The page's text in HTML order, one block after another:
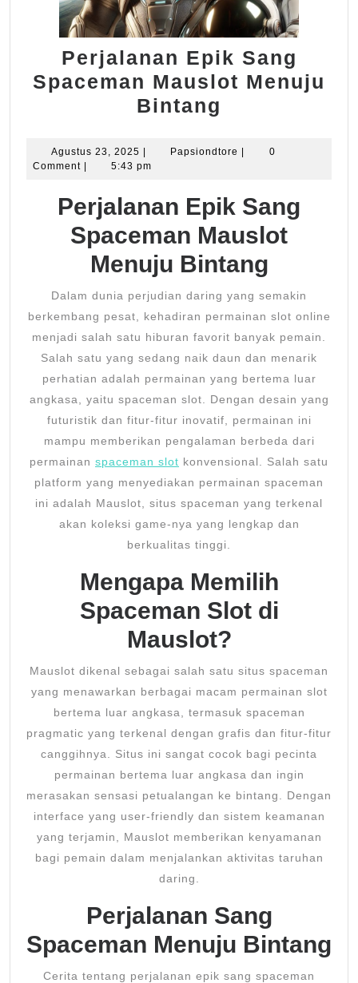
Perjalanan Epik Sang
Spaceman Mauslot Menuju
Bintang
Sang
Mauslot
Menuju
Bintang
Agustus 23, 2025 Agustus
23,
| Papsiondtore Papsiondtore
|
0
Comment | 5:43 pm
Perjalanan Epik Sang
Spaceman Mauslot
Menuju Bintang
Dalam dunia perjudian daring yang semakin
berkembang pesat, kehadiran permainan slot online
menjadi salah satu hiburan favorit banyak pemain.
Salah satu yang sedang naik daun dan menarik
perhatian adalah permainan yang bertema luar
angkasa, yaitu spaceman slot. Dengan desain yang
futuristik dan fitur-fitur inovatif, permainan ini
mampu memberikan pengalaman berbeda dari
permainan spaceman slot konvensional. Salah satu
platform yang menyediakan permainan spaceman
ini adalah Mauslot, situs spaceman yang terkenal
akan koleksi game-nya yang lengkap dan
berkualitas tinggi.
Mengapa Memilih
Spaceman Slot di
Mauslot?
Mauslot dikenal sebagai salah satu situs spaceman
yang menawarkan berbagai macam permainan slot
bertema luar angkasa, termasuk spaceman
pragmatic yang terkenal dengan grafis dan fitur-fitur
canggihnya. Situs ini sangat cocok bagi pecinta
permainan bertema luar angkasa dan ingin
merasakan sensasi petualangan ke bintang. Dengan
interface yang user-friendly dan sistem keamanan
yang terjamin, Mauslot memberikan kenyamanan
bagi pemain dalam menjalankan aktivitas taruhan
daring.
Perjalanan Sang
Spaceman Menuju Bintang
Cerita tentang perjalanan epik sang spaceman